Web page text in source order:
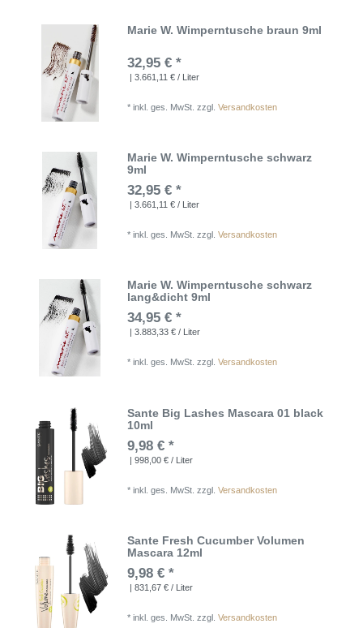
Marie W. Wimperntusche braun 9ml
32,95 € *
| 3.661,11 € / Liter
*inkl. ges. MwSt. zzgl.Versandkosten
Marie W. Wimperntusche schwarz
9ml
32,95 € *
| 3.661,11 € / Liter
*inkl. ges. MwSt. zzgl.Versandkosten
Marie W. Wimperntusche schwarz
lang&dicht 9ml
34,95 € *
| 3.883,33 € / Liter
*inkl. ges. MwSt. zzgl.Versandkosten
Sante Big Lashes Mascara 01 black
10ml
9,98 € *
| 998,00 € / Liter
*inkl. ges. MwSt. zzgl.Versandkosten
Sante Fresh Cucumber Volumen
Mascara 12ml
9,98 € *
| 831,67 € / Liter
*inkl. ges. MwSt. zzgl.Versandkosten